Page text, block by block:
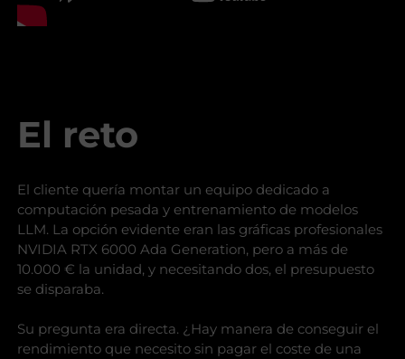
El reto
El cliente quería montar un equipo dedicado a
computación pesada y entrenamiento de modelos
LLM. La opción evidente eran las gráficas profesionales
NVIDIA RTX 6000 Ada Generation, pero a más de
10.000 € la unidad, y necesitando dos, el presupuesto
se disparaba.
Su pregunta era directa. ¿Hay manera de conseguir el
rendimiento que necesito sin pagar el coste de una